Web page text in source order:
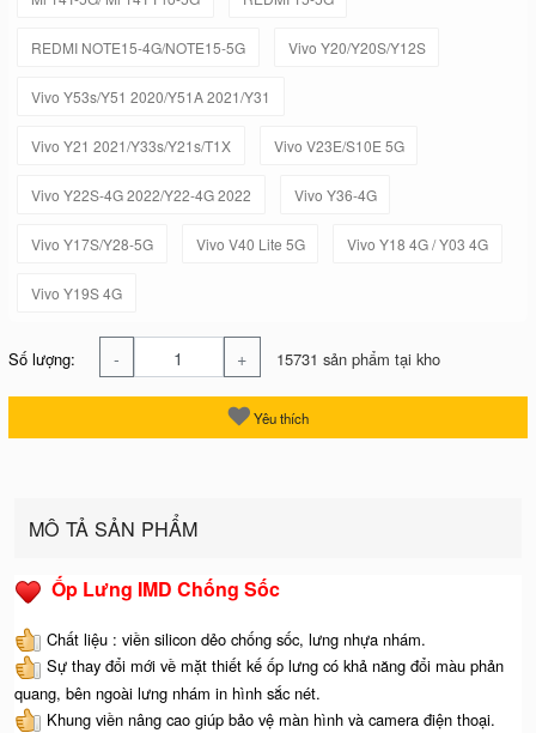
REDMI NOTE15-4G/NOTE15-5G Vivo Y20/Y20S/Y12S
Vivo Y53s/Y51 2020/Y51A 2021/Y31
Vivo Y21 2021/Y33s/Y21s/T1X Vivo V23E/S10E 5G
Vivo Y22S-4G 2022/Y22-4G 2022 Vivo Y36-4G
Vivo Y17S/Y28-5G Vivo V40 Lite 5G Vivo Y18 4G / Y03 4G
Vivo Y19S 4G
Số lượng: - + 15731 sản phẩm tại kho
Yêu thích
MÔ TẢ SẢN PHẨM
Ốp Lưng IMD Chống Sốc
Chất liệu : viền silicon dẻo chống sốc, lưng nhựa nhám.
Sự thay đổi mới về mặt thiết kế ốp lưng có khả năng đổi màu phản
quang, bên ngoài lưng nhám in hình sắc nét.
Khung viền nâng cao giúp bảo vệ màn hình và camera điện thoại.